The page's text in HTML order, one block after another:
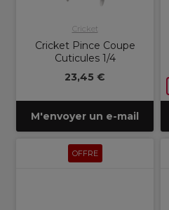
Cricket
Cricket Pince Coupe
Cuticules 1/4
23,45 €
M'envoyer un e-mail
OFFRE